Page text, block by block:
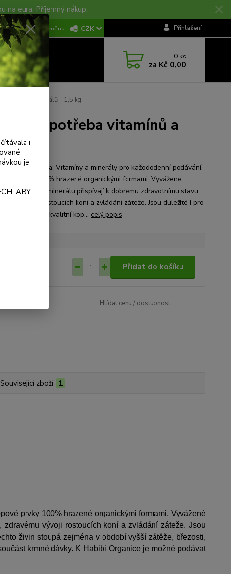
na eura. Příjemný nákup.
KONTAKTY CZK Přihlášení
0 ks
za Kč 0,00
a minerálů - 1,5 kg
denní potřeba vitamínů a
Vitamíny a minerály pro kažododenní podávání.
prvky 100% hrazené organickými formami. Vyvážené
vitamínu a minerálu přispívají k dobrému zdravotnímu stavu,
vývoji rostoucích koní a zvládání záteže. Jsou duležité i pro
kůži, srst i kvalitní kop... celý popis
Přidat do košíku
Hlídat cenu / dostupnost
Související zboží 1
prvky 100% hrazené organickými formami. Vyvážené
vývoji rostoucích koní a zvládání záteže. Jsou
živin stoupá zejména v období vyšší zátěže, březosti,
krmné dávky. K Habibi Organice je možné podávat
i
je
ABY